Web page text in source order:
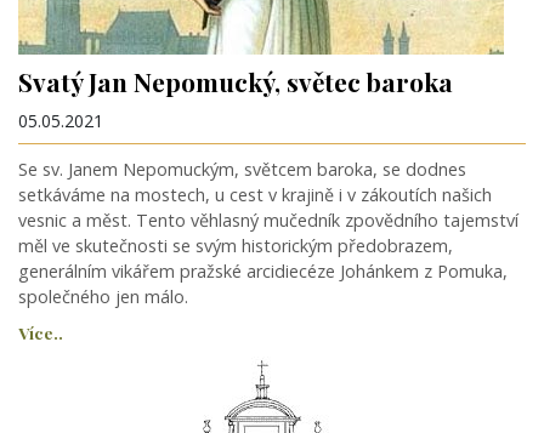
Svatý Jan Nepomucký, světec baroka
05.05.2021
Se sv. Janem Nepomuckým, světcem baroka, se dodnes
setkáváme na mostech, u cest v krajině i v zákoutích našich
vesnic a měst. Tento věhlasný mučedník zpovědního tajemství
měl ve skutečnosti se svým historickým předobrazem,
generálním vikářem pražské arcidiecéze Johánkem z Pomuka,
společného jen málo.
Více..